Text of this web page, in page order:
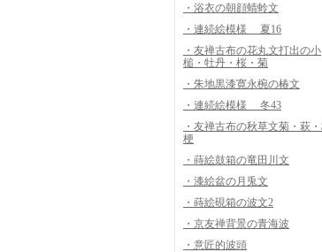
・浴衣の朝顔蜻蛉文
・連続絵模様 夏16
・友禅古布の花丸文打出の小
槌・牡丹・桜・菊
・朱地黒漆寛永椀の椿文
・連続絵模様 冬43
・友禅古布の秋草文菊・萩
梗
・蒔絵鼓箱の竜田川文
・漆絵盆の月兎文
・蒔絵硯箱の波文2
・京友禅背景の青海波
・意匠的波頭